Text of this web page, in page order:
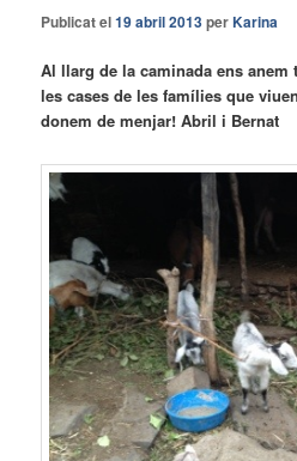
Publicat el19 abril 2013perKarina
Al llarg de la caminada ens
les cases de les famílies que
donem de menjar! Abril i Bernat